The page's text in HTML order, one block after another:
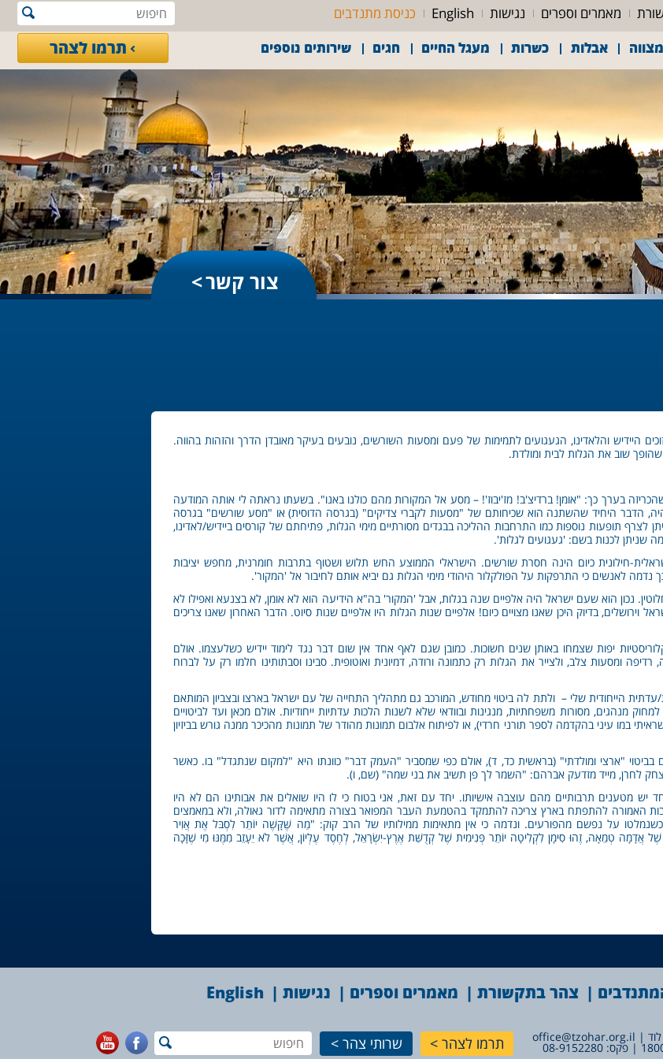
מאמרים וספרים נגישות English
כניסת מתנדבים
אבלות כשרות מעגל החיים חגים שירותים נוספים תרמו לצהר
צור קשר
היידיש והלאדינו, הגעגועים לתמימות של פעם ומסעות השורשים, נובעים בעיקר מאובדן הדרך והזהות בהווה.
שוב את הגלות לבית ומולדת.
בערך כך: "אומן! ברדיצ'ב! מז'יבוז'! – מסע אל המקורות מהם כולנו באנו". בשעתו נראתה לי אותה המודעה
כשהיה, הדבר היחיד שהשתנה הוא שכיחותם של "מסעות לקברי צדיקים" (בגרסה הדוסית) או "מסע שורשים" בגרסה
לצרף תופעות נוספות כמו התרחבות ההליכה בבגדים מסורתיים מימי הגלות, פתיחתם של קורסים ביידיש/לאדינו,
שניתן לכנות בשם: 'געגועים לגלות'.
חילונית כיום הינה חסרת שורשים. הישראלי הממוצע החש תלוש ושטוף בתרבות חומרנית, מחפש יציבות
לאנשים כי התרפקות על הפולקלור היהודי מימי הגלות גם יביא אותם לחיבור אל 'המקור'.
נכון הוא שעם ישראל היה אלפיים שנה בגלות, אבל 'המקור' בה"א הידיעה הוא לא אומן, לא בצנעא ואפילו לא
וירושלים, בדיוק היכן שאנו מצויים כיום! אלפיים שנות הגלות היו אלפיים שנות סיוט. הדבר האחרון שאנו צריכים
יפות שצמחו באותן שנים חשוכות. כמובן שגם לאף אחד אין שום דבר נגד לימוד יידיש כשלעצמו. אולם
ומסעות צלב, ולצייר את הגלות רק כתמונה ורודה, דמיונית ואוטופית. סבינו וסבתותינו חלמו רק על לברוח
הייחודית שלי – ולתת לה ביטוי מחודש, המורכב גם מתהליך התחייה של עם ישראל בארצו ובצביון המותאם
מנהגים, מסורות משפחתיות, מנגינות ובוודאי שלא לשנות הלכות עדתיות ייחודיות. אולם מכאן ועד לביטויים
במו עיני בהקדמה לספר תורני חרדי), או לפיתוח אלבום תמונות מהודר של תמונות מהכיכר ממנה גורש בביזיון
"ארצי ומולדתי" (בראשית כד, ד), אולם כפי שמסביר "העמק דבר" כוונתו היא "למקום שנתגדל" בו. כאשר
לחרן, מייד מזדעק אברהם: "השמר לך פן תשיב את בני שמה" (שם, ו).
יש מטענים תרבותיים מהם עוצבה אישיותו. יחד עם זאת, אני בטוח כי לו היו שואלים את אבותינו הם לא היו
האמורה להתפתח בארץ צריכה להתמקד בהטמעת העבר המפואר בצורה מתאימה לדור גאולה, ולא במאמצים
כשנמלטו על נפשם מהפורעים. ונדמה כי אין מתאימות ממילותיו של הרב קוק: "מַה שֶּׁקָּשֶׁה יוֹתֵר לִסְבּל אֶת אֲוִיר
אֲדָמָה טְמֵאָה, זֶהוּ סִימָן לִקְלִיטָה יוֹתֵר פְּנִימִית שֶׁל קְדֻשַּׁת אֶרֶץ-יִשְׂרָאֵל, לְחֶסֶד עֶלְיוֹן, אֲשֶׁר לֹא יֵעָזֵב מִמֶּנּוּ מִי שֶׁזָּכָה
צהר בתקשורת מאמרים וספרים נגישות English
office@tzohar.org.il
| פקס: 08-9152280 תרמו לצהר שרותי צהר